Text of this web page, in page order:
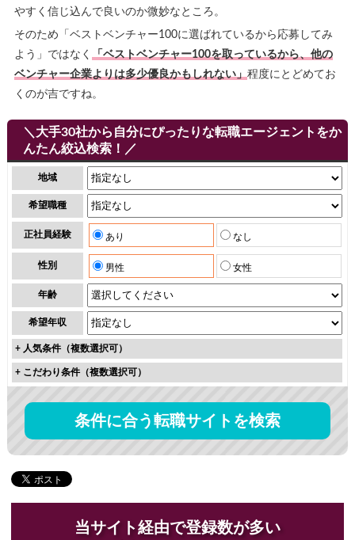
やすく信じ込んで良いのか微妙なところ。
そのため「ベストベンチャー100に選ばれているから応募してみ
よう」ではなく 「ベストベンチャー100を取っているから、他の
ベンチャー企業よりは多少優良かもしれない」程度にとどめてお
くのが吉ですね。
＼大手30社から自分にぴったりな転職エージェントをか
んたん絞込検索！／
地域
希望職種
正社員経験 あり なし
性別 男性 女性
年齢
希望年収
+ 人気条件（複数選択可）
+ こだわり条件（複数選択可）
条件に合う転職サイトを検索
当サイト経由で登録数が多い